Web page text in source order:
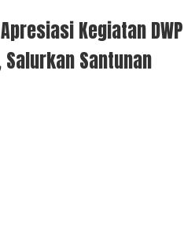
Kegiatan DWP
Santunan